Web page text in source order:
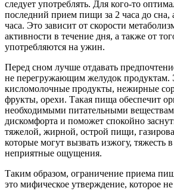
следует употреблять. Для кого-то
последний прием пищи за 2 часа до сна,
часа. Это зависит от скорости
активности в течение дня, а также от
употребляются на ужин.
Перед сном лучше отдавать
не перегружающим желудок продуктам.
кисломолочные продукты, нежирные
фрукты, орехи. Такая пища обеспечит
необходимыми питательными
дискомфорта и поможет спокойно
тяжелой, жирной, острой пищи,
которые могут вызвать изжогу, тяжесть
неприятные ощущения.
Таким образом, ограничение приема
это мифическое утверждение, которое